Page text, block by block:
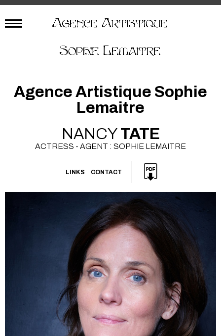
Agence Artistique Sophie
Lemaitre
NANCYTATE
ACTRESS - AGENT : SOPHIE LEMAITRE
LINKS CONTACT